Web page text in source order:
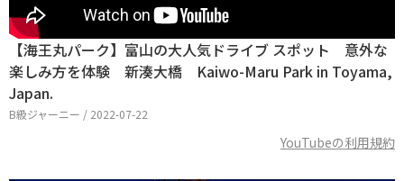
【海王丸パーク】富山の大人気ドライブ スポット 意外な
楽しみ方を体験 新湊大橋 Kaiwo-Maru Park in Toyama,
Japan.
B級ジャーニー / 2022-07-22
YouTubeの利用規約